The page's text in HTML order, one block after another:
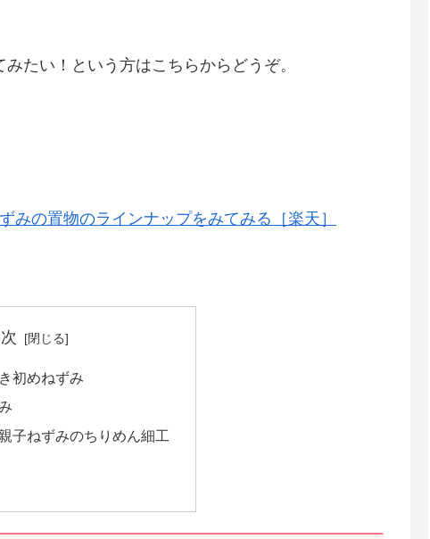
たい！という方はこちらからどうぞ。
の置物のラインナップをみてみる［楽天］
初めねずみ
子ねずみのちりめん細工